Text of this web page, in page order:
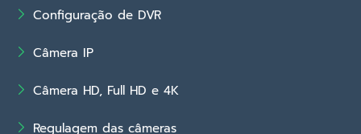
Configuração de DVR
Câmera IP
Câmera HD, Full HD e 4K
Regulagem das câmeras